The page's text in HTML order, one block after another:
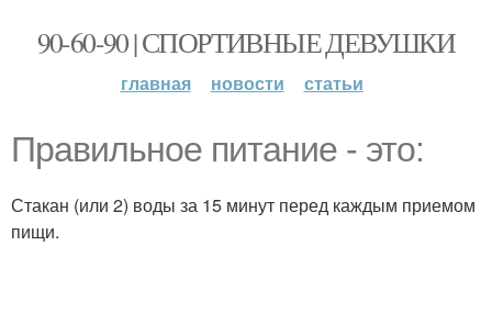
90-60-90 | СПОРТИВНЫЕ ДЕВУШКИ
главная новости статьи
Правильное питание - это:
Стакан (или 2) воды за 15 минут перед каждым приемом
пищи.